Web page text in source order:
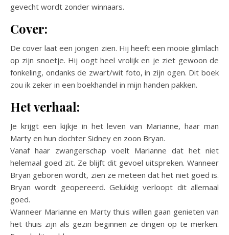
gevecht wordt zonder winnaars.
Cover:
De cover laat een jongen zien. Hij heeft een mooie glimlach
op zijn snoetje. Hij oogt heel vrolijk en je ziet gewoon de
fonkeling, ondanks de zwart/wit foto, in zijn ogen. Dit boek
zou ik zeker in een boekhandel in mijn handen pakken.
Het verhaal:
Je krijgt een kijkje in het leven van Marianne, haar man
Marty en hun dochter Sidney en zoon Bryan.
Vanaf haar zwangerschap voelt Marianne dat het niet
helemaal goed zit. Ze blijft dit gevoel uitspreken. Wanneer
Bryan geboren wordt, zien ze meteen dat het niet goed is.
Bryan wordt geopereerd. Gelukkig verloopt dit allemaal
goed.
Wanneer Marianne en Marty thuis willen gaan genieten van
het thuis zijn als gezin beginnen ze dingen op te merken.